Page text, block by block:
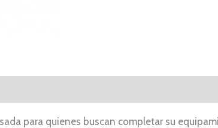
para quienes buscan completar su